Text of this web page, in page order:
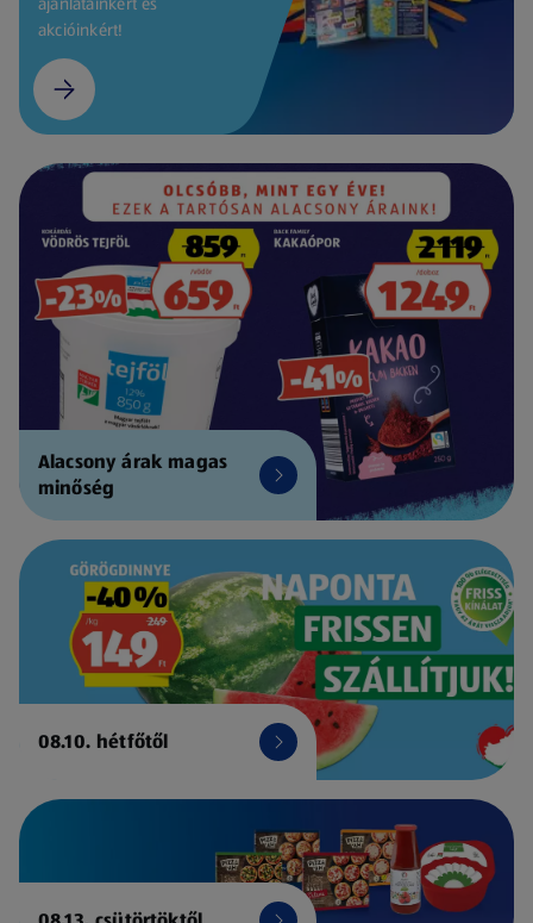
akcióinkért!
Alacsony árak magas
minőség
08.10. hétfőtől